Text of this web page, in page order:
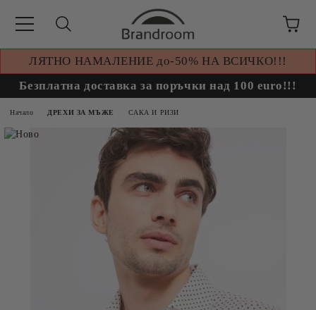
ЛЯТНО НАМАЛЕНИЕ до-50% НА ВСИЧКО!!!
Безплатна доставка за поръчки над 100 euro!!!
Начало ДРЕХИ ЗА МЪЖЕ САКА И РИЗИ